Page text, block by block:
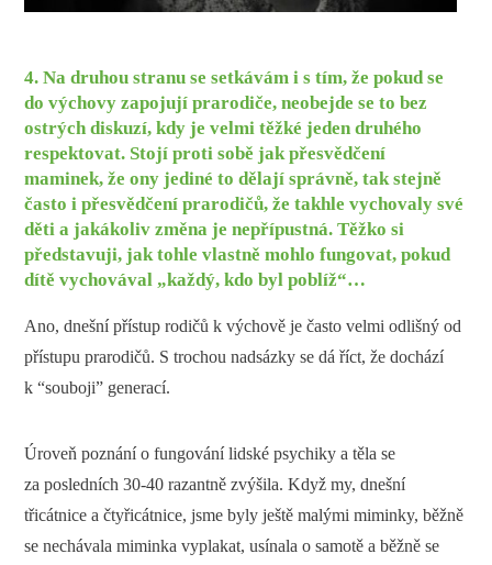
4. Na druhou stranu se setkávám i s tím, že pokud se
do výchovy zapojují prarodiče, neobejde se to bez
ostrých diskuzí, kdy je velmi těžké jeden druhého
respektovat. Stojí proti sobě jak přesvědčení
maminek, že ony jediné to dělají správně, tak stejně
často i přesvědčení prarodičů, že takhle vychovaly své
děti a jakákoliv změna je nepřípustná. Těžko si
představuji, jak tohle vlastně mohlo fungovat, pokud
dítě vychovával „každý, kdo byl poblíž“…
Ano, dnešní přístup rodičů k výchově je často velmi odlišný od
přístupu prarodičů. S trochou nadsázky se dá říct, že dochází
k “souboji” generací.
Úroveň poznání o fungování lidské psychiky a těla se
za posledních 30-40 razantně zvýšila. Když my, dnešní
třicátnice a čtyřicátnice, jsme byly ještě malými miminky, běžně
se nechávala miminka vyplakat, usínala o samotě a běžně se